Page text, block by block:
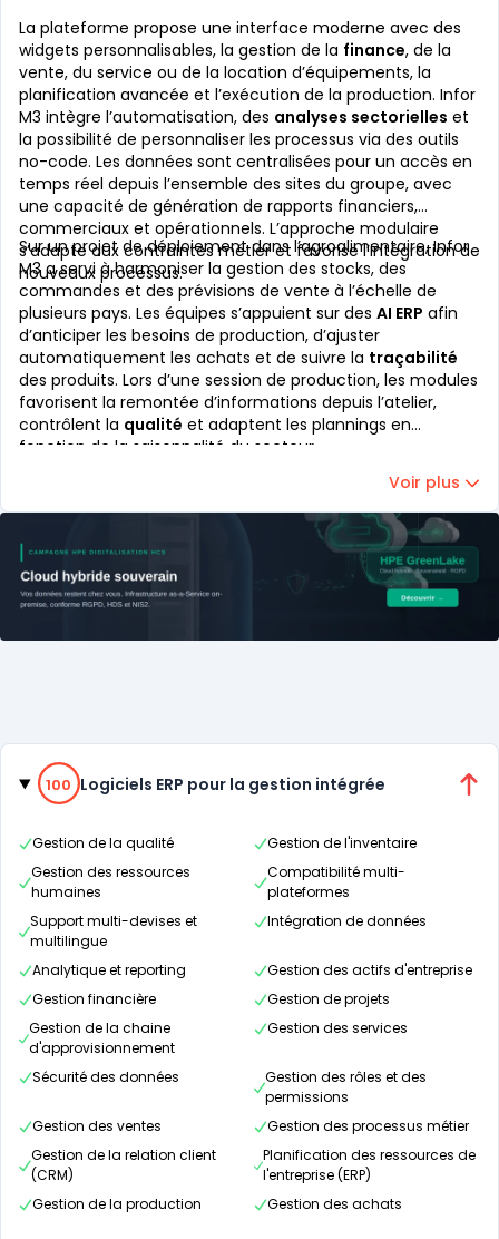
La plateforme propose une interface moderne avec des
widgets personnalisables, la gestion de la finance, de la
vente, du service ou de la location d’équipements, la
planification avancée et l’exécution de la production. Infor
M3 intègre l’automatisation, des analyses sectorielles et
la possibilité de personnaliser les processus via des outils
no-code. Les données sont centralisées pour un accès en
temps réel depuis l’ensemble des sites du groupe, avec
une capacité de génération de rapports financiers,
commerciaux et opérationnels. L’approche modulaire
s’adapte aux contraintes métier et favorise l’intégration de
nouveaux processus.
Sur un projet de déploiement dans l’agroalimentaire, Infor
M3 a servi à harmoniser la gestion des stocks, des
commandes et des prévisions de vente à l’échelle de
plusieurs pays. Les équipes s’appuient sur des AI ERP afin
d’anticiper les besoins de production, d’ajuster
automatiquement les achats et de suivre la traçabilité
des produits. Lors d’une session de production, les modules
favorisent la remontée d’informations depuis l’atelier,
contrôlent la qualité et adaptent les plannings en
fonction de la saisonnalité du secteur.
Voir plus
Catégories
100% de compatibilité
100 Logiciels ERP pour la gestion intégrée
Gestion de la qualité
Gestion de l'inventaire
Gestion des ressources
humaines
Compatibilité multi-
plateformes
Support multi-devises et
multilingue
Intégration de données
Analytique et reporting
Gestion des actifs d'entreprise
Gestion financière
Gestion de projets
Gestion de la chaine
d'approvisionnement
Gestion des services
Sécurité des données
Gestion des rôles et des
permissions
Gestion des ventes
Gestion des processus métier
Gestion de la relation client
(CRM)
Planification des ressources de
l'entreprise (ERP)
Gestion de la production
Gestion des achats